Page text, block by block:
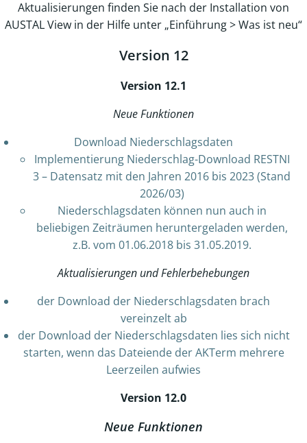
Aktualisierungen finden Sie nach der Installation von
AUSTAL View in der Hilfe unter „Einführung > Was ist neu“
Version 12
Version 12.1
Neue Funktionen
Download Niederschlagsdaten
Implementierung Niederschlag-Download RESTNI
3 – Datensatz mit den Jahren 2016 bis 2023 (Stand
2026/03)
Niederschlagsdaten können nun auch in
beliebigen Zeiträumen heruntergeladen werden,
z.B. vom 01.06.2018 bis 31.05.2019.
Aktualisierungen und Fehlerbehebungen
der Download der Niederschlagsdaten brach
vereinzelt ab
der Download der Niederschlagsdaten lies sich nicht
starten, wenn das Dateiende der AKTerm mehrere
Leerzeilen aufwies
Version 12.0
Neue Funktionen